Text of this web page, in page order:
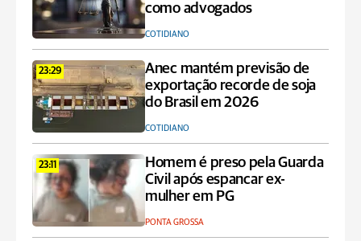
como advogados
COTIDIANO
23:29
Anec mantém previsão de
exportação recorde de soja
do Brasil em 2026
COTIDIANO
23:11
Homem é preso pela Guarda
Civil após espancar ex-
mulher em PG
PONTA GROSSA